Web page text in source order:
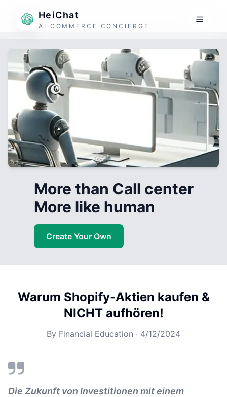
HeiChat
AI COMMERCE CONCIERGE
More than Call center
More like human
Create Your Own
Warum Shopify-Aktien kaufen &
NICHT aufhören!
By Financial Education · 4/12/2024
Die Zukunft von Investitionen mit einem